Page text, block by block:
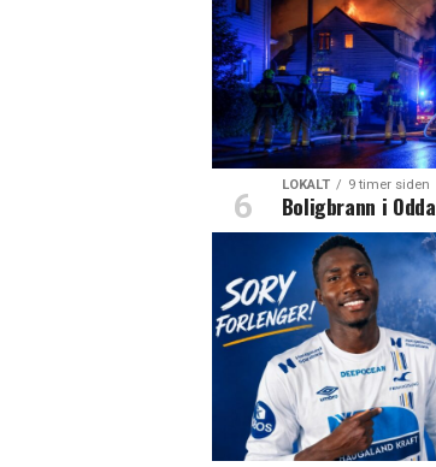
LOKALT 9 timer siden
Boligbrann i Odda